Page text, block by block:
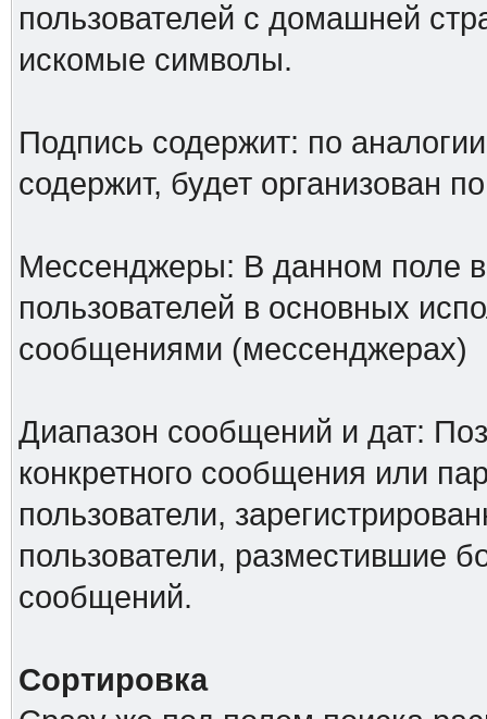
пользователей с домашней
искомые символы.
Подпись содержит: по
содержит, будет организован
Мессенджеры: В данном поле
пользователей в основных
сообщениями (мессенджерах)
Диапазон сообщений и дат:
конкретного сообщения или
пользователи,
пользователи, разместившие
сообщений.
Сортировка